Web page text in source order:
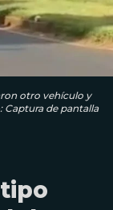
otro vehículo y
Captura de pantalla